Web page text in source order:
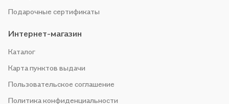
Подарочные сертификаты
Интернет-магазин
Каталог
Карта пунктов выдачи
Пользовательское соглашение
Политика конфиденциальности